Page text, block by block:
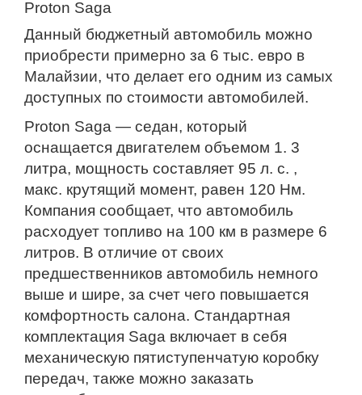
Proton Saga
Данный бюджетный автомобиль можно
приобрести примерно за 6 тыс. евро в
Малайзии, что делает его одним из самых
доступных по стоимости автомобилей.
Proton Saga — седан, который
оснащается двигателем объемом 1. 3
литра, мощность составляет 95 л. с. ,
макс. крутящий момент, равен 120 Нм.
Компания сообщает, что автомобиль
расходует топливо на 100 км в размере 6
литров. В отличие от своих
предшественников автомобиль немного
выше и шире, за счет чего повышается
комфортность салона. Стандартная
комплектация Saga включает в себя
механическую пятиступенчатую коробку
передач, также можно заказать